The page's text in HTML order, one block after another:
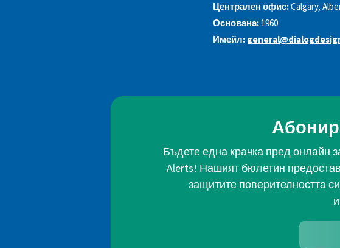
Централен офис:Calgary,
Основана: 1960
Имейл:
Бъдете една крачка пред онлайн
Alerts! Нашият бюлетин
защитите поверителността